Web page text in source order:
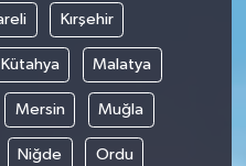
Kırşehir
Kütahya Malatya
Mersin Muğla
Niğde Ordu